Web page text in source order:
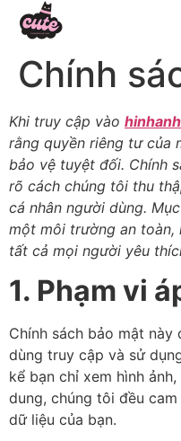
Chính
Khi truy cập vào
rằng quyền riêng tư của
bảo vệ tuyệt đối. Chính
rõ cách chúng tôi thu
cá nhân người dùng.
một môi trường an toàn,
tất cả mọi người yêu
1. Phạm vi
Chính sách bảo mật
dùng truy cập và sử
kể bạn chỉ xem hình
dung, chúng tôi đều
dữ liệu của bạn.